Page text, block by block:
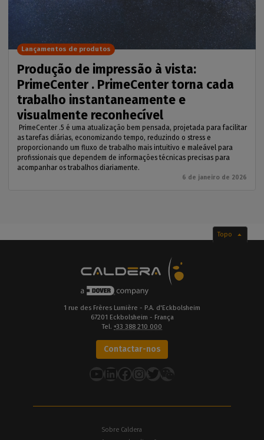
Produção de impressão à vista:
PrimeCenter . PrimeCenter torna cada
trabalho instantaneamente e
visualmente reconhecível
PrimeCenter .5 é uma atualização bem pensada, projetada para facilitar
as tarefas diárias, economizando tempo, reduzindo o stress e
proporcionando um fluxo de trabalho mais intuitivo e maleável para
profissionais que dependem de informações técnicas precisas para
acompanhar os trabalhos diariamente.
6 de janeiro de 2026
Lançamentos de produtos
Topo
1 rue des Frères Lumière - P.A. d'Eckbolsheim
67201 Eckbolsheim - França
Tel. +33 388 210 000
Contactar-nos
YouTube
LinkedIn
Facebook
Instagram
Twitter
Sobre Caldera